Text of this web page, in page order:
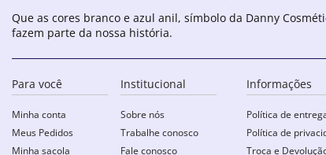
Que as cores branco e azul anil, símbolo da Danny
fazem parte da nossa história.
Para você
Minha conta
Meus Pedidos
Minha sacola
Institucional
Sobre nós
Trabalhe conosco
Fale conosco
Informações
Política de
Política de
Troca e